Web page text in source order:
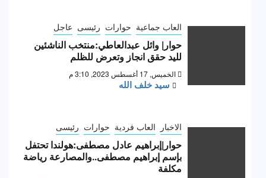
العاب جماعية حوارات رئيسى عاجل
حوار| وائل عبدالعاطي:منتخب الناشئين
لليد حقق انجاز وتعرض للظلم
الخميس, 17 أغسطس 2023, 3:10 م
سيد خلف الله
الاخبار العاب فردية حوارات رئيسى
حوار|إبراهيم عادل مصطفى:هولندا تحتفل
بإسم إبراهيم مصطفى..والمصارعة رياضة
مكلفة